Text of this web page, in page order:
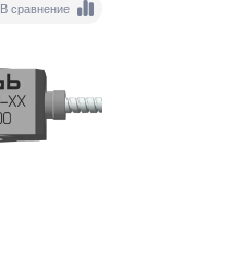
В сравнение